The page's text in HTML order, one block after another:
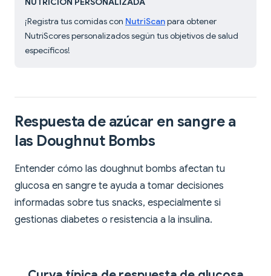
¡Registra tus comidas con NutriScanpara obtener
NutriScores personalizados según tus objetivos de salud
específicos!
Respuesta de azúcar en sangre a
las Doughnut Bombs
Entender cómo las doughnut bombs afectan tu
glucosa en sangre te ayuda a tomar decisiones
informadas sobre tus snacks, especialmente si
gestionas diabetes o resistencia a la insulina.